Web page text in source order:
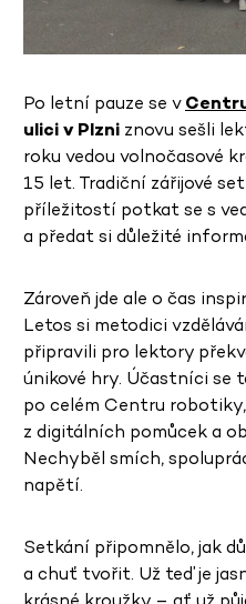
Po letní pauze se v
ulici v Plzni znovu sešli
roku vedou volnočasové
15 let. Tradiční zářijové
příležitostí potkat se s
a předat si důležité
Zároveň jde ale o čas
Letos si metodici
připravili pro lektory
únikové hry. Účastníci se
po celém Centru
z digitálních pomůcek a
Nechyběl smích,
napětí.
Setkání připomnělo, jak
a chuť tvořit. Už teď je